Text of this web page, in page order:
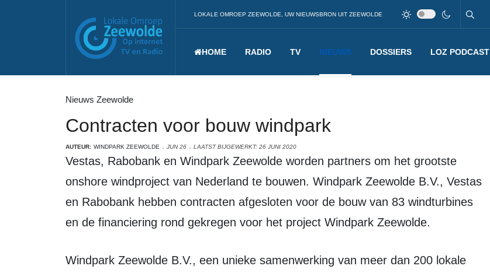
LOKALE OMROEP ZEEWOLDE, UW NIEUWSBRON UIT ZEEWOLDE
HOME RADIO TV NIEUWS DOSSIERS LOZ PODCAST
Nieuws Zeewolde
Contracten voor bouw windpark
AUTEUR: WINDPARK ZEEWOLDE JUN 26 LAATST BIJGEWERKT: 26 JUNI 2020
Vestas, Rabobank en Windpark Zeewolde worden partners om het grootste
onshore windproject van Nederland te bouwen. Windpark Zeewolde B.V., Vestas
en Rabobank hebben contracten afgesloten voor de bouw van 83 windturbines
en de financiering rond gekregen voor het project Windpark Zeewolde.
Windpark Zeewolde B.V., een unieke samenwerking van meer dan 200 lokale